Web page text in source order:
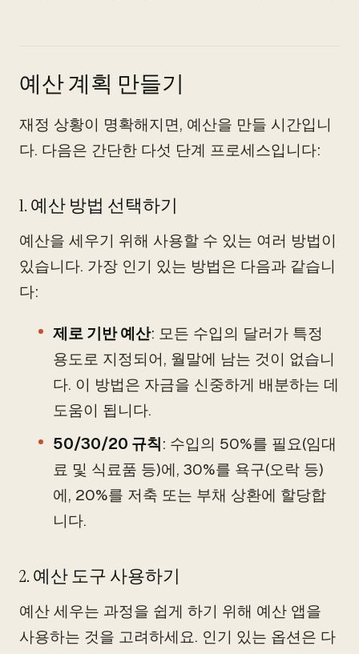
예산 계획 만들기
재정 상황이 명확해지면, 예산을 만들 시간입니
다. 다음은 간단한 다섯 단계 프로세스입니다:
1. 예산 방법 선택하기
예산을 세우기 위해 사용할 수 있는 여러 방법이
있습니다. 가장 인기 있는 방법은 다음과 같습니
다:
제로 기반 예산: 모든 수입의 달러가 특정
용도로 지정되어, 월말에 남는 것이 없습니
다. 이 방법은 자금을 신중하게 배분하는 데
도움이 됩니다.
50/30/20 규칙: 수입의 50%를 필요(임대
료 및 식료품 등)에, 30%를 욕구(오락 등)
에, 20%를 저축 또는 부채 상환에 할당합
니다.
2. 예산 도구 사용하기
예산 세우는 과정을 쉽게 하기 위해 예산 앱을
사용하는 것을 고려하세요. 인기 있는 옵션은 다